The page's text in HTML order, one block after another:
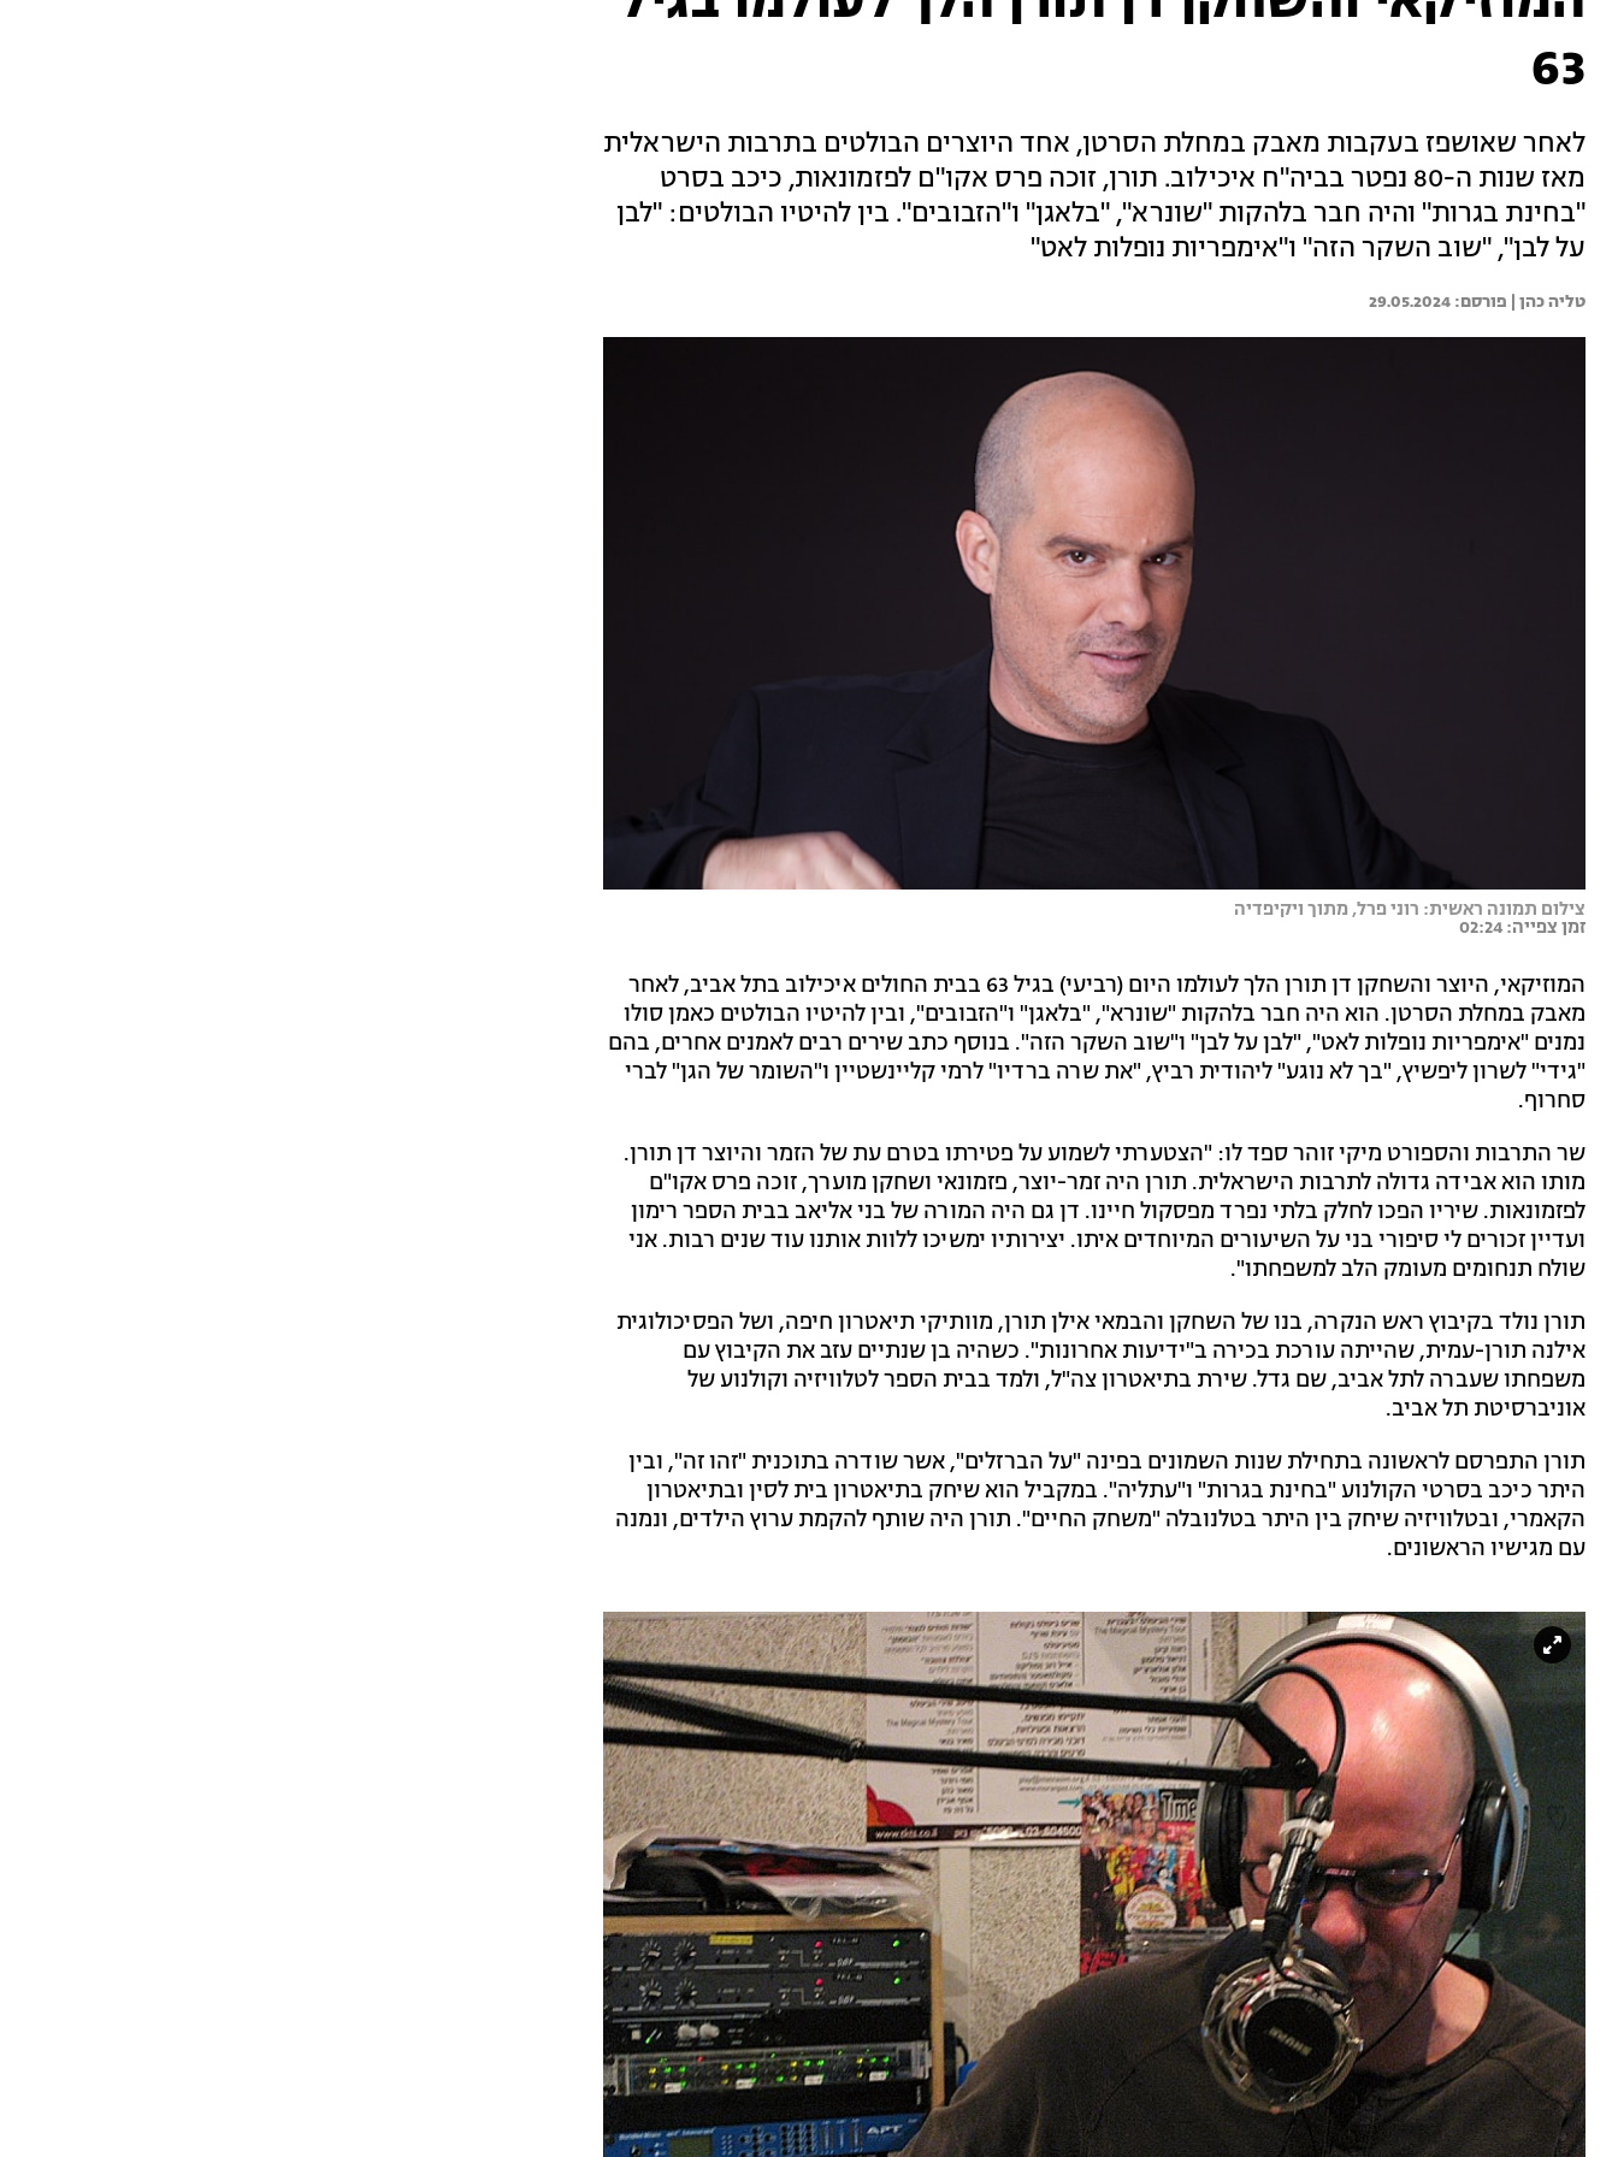
63
לאחר שאושפז בעקבות מאבק במחלת הסרטן, אחד היוצרים הבולטים בתרבות הישראלית
מאז שנות ה-80 נפטר בביה"ח איכילוב. תורן, זוכה פרס אקו"ם לפזמונאות, כיכב בסרט
"בחינת בגרות" והיה חבר בלהקות "שונרא", "בלאגן" ו"הזבובים". בין להיטיו הבולטים: "לבן
על לבן", "שוב השקר הזה" ו"אימפריות נופלות לאט"
טליה כהן | 29.05.2024
צילום תמונה ראשית: רוני פרל, מתוך ויקיפדיה
זמן צפייה: 02:24
המוזיקאי, היוצר והשחקן דן תורן הלך לעולמו היום (רביעי) בגיל 63 בבית החולים איכילוב בתל אביב, לאחר
מאבק במחלת הסרטן. הוא היה חבר בלהקות "שונרא", "בלאגן" ו"הזבובים", ובין להיטיו הבולטים כאמן סולו
נמנים "אימפריות נופלות לאט", "לבן על לבן" ו"שוב השקר הזה". בנוסף כתב שירים רבים לאמנים אחרים, בהם
"גידי" לשרון ליפשיץ, "בך לא נוגע" ליהודית רביץ, "את שרה ברדיו" לרמי קליינשטיין ו"השומר של הגן" לברי
סחרוף.
שר התרבות והספורט מיקי זוהר ספד לו: "הצטערתי לשמוע על פטירתו בטרם עת של הזמר והיוצר דן תורן.
מותו הוא אבידה גדולה לתרבות הישראלית. תורן היה זמר-יוצר, פזמונאי ושחקן מוערך, זוכה פרס אקו"ם
לפזמונאות. שיריו הפכו לחלק בלתי נפרד מפסקול חיינו. דן גם היה המורה של בני אליאב בבית הספר רימון
ועדיין זכורים לי סיפורי בני על השיעורים המיוחדים איתו. יצירותיו ימשיכו ללוות אותנו עוד שנים רבות. אני
שולח תנחומים מעומק הלב למשפחתו".
תורן נולד בקיבוץ ראש הנקרה, בנו של השחקן והבמאי אילן תורן, מוותיקי תיאטרון חיפה, ושל הפסיכולוגית
אילנה תורן-עמית, שהייתה עורכת בכירה ב"ידיעות אחרונות". כשהיה בן שנתיים עזב את הקיבוץ עם
משפחתו שעברה לתל אביב, שם גדל. שירת בתיאטרון צה"ל, ולמד בבית הספר לטלוויזיה וקולנוע של
אוניברסיטת תל אביב.
תורן התפרסם לראשונה בתחילת שנות השמונים בפינה "על הברזלים", אשר שודרה בתוכנית "זהו זה", ובין
היתר כיכב בסרטי הקולנוע "בחינת בגרות" ו"עתליה". במקביל הוא שיחק בתיאטרון בית לסין ובתיאטרון
הקאמרי, ובטלוויזיה שיחק בין היתר בטלנובלה "משחק החיים". תורן היה שותף להקמת ערוץ הילדים, ונמנה
עם מגישיו הראשונים.